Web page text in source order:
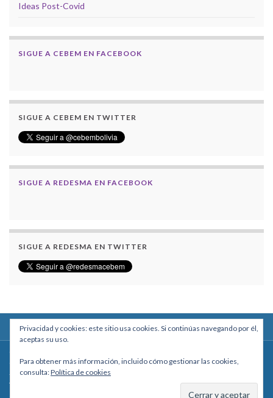
Ideas Post-Covid
SIGUE A CEBEM EN FACEBOOK
SIGUE A CEBEM EN TWITTER
SIGUE A REDESMA EN FACEBOOK
SIGUE A REDESMA EN TWITTER
Calle Macario Pinilla # 2588 esq. Av. Arce, Edificio Arcadia, Mezzanine, Of. 101
- La Paz, Bolivia
Teléfono: +591 2431818 - Celular: +591 73027636
Privacidad y cookies: este sitio usa cookies. Si continúas navegando por él,
aceptas su uso.
Para obtener más información, incluido cómo gestionar las cookies,
consulta:Política de cookies